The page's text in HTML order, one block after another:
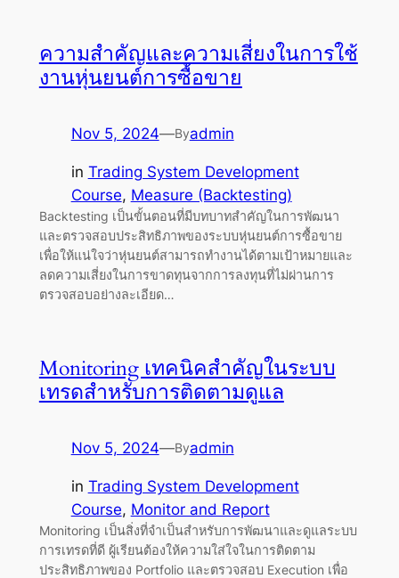
ความสำคัญและความเสี่ยงในการใช้
งานหุ่นยนต์การซื้อขาย
Nov 5, 2024—Byadmin
in Trading System Development
Course, Measure (Backtesting)
Backtesting เป็นขั้นตอนที่มีบทบาทสำคัญในการพัฒนา
และตรวจสอบประสิทธิภาพของระบบหุ่นยนต์การซื้อขาย
เพื่อให้แน่ใจว่าหุ่นยนต์สามารถทำงานได้ตามเป้าหมายและ
ลดความเสี่ยงในการขาดทุนจากการลงทุนที่ไม่ผ่านการ
ตรวจสอบอย่างละเอียด…
Monitoring เทคนิคสำคัญในระบบ
เทรดสำหรับการติดตามดูแล
Nov 5, 2024—Byadmin
in Trading System Development
Course, Monitor and Report
Monitoring เป็นสิ่งที่จำเป็นสำหรับการพัฒนาและดูแลระบบ
การเทรดที่ดี ผู้เรียนต้องให้ความใส่ใจในการติดตาม
ประสิทธิภาพของ Portfolio และตรวจสอบ Execution เพื่อ